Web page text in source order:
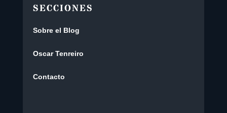
SECCIONES
Sobre el Blog
Oscar Tenreiro
Contacto